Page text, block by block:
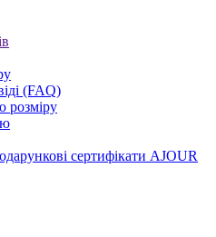
(FAQ)
розміру
сертифікати AJOUR